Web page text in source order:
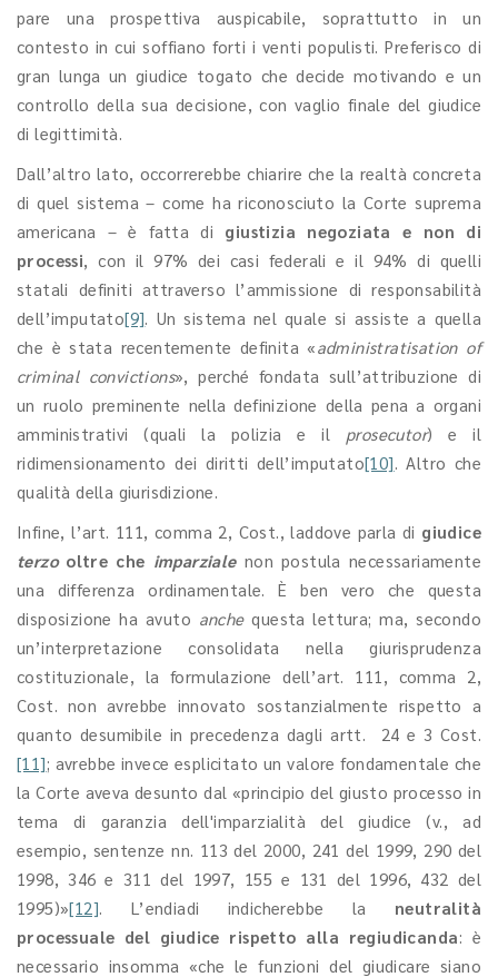
pare una prospettiva auspicabile, soprattutto in un
contesto in cui soffiano forti i venti populisti. Preferisco di
gran lunga un giudice togato che decide motivando e un
controllo della sua decisione, con vaglio finale del giudice
di legittimità.
Dall’altro lato, occorrerebbe chiarire che la realtà concreta
di quel sistema – come ha riconosciuto la Corte suprema
americana – è fatta di giustizia negoziata e non di
processi, con il 97% dei casi federali e il 94% di quelli
statali definiti attraverso l’ammissione di responsabilità
dell’imputato[9]. Un sistema nel quale si assiste a quella
che è stata recentemente definita «administratisation of
criminal convictions», perché fondata sull’attribuzione di
un ruolo preminente nella definizione della pena a organi
amministrativi (quali la polizia e il prosecutor) e il
ridimensionamento dei diritti dell’imputato[10]. Altro che
qualità della giurisdizione.
Infine, l’art. 111, comma 2, Cost., laddove parla di giudice
terzo oltre che imparziale non postula necessariamente
una differenza ordinamentale. È ben vero che questa
disposizione ha avuto anchequesta lettura; ma, secondo
un’interpretazione consolidata nella giurisprudenza
costituzionale, la formulazione dell’art. 111, comma 2,
Cost. non avrebbe innovato sostanzialmente rispetto a
quanto desumibile in precedenza dagli artt. 24 e 3 Cost.
[11]; avrebbe invece esplicitato un valore fondamentale che
la Corte aveva desunto dal «principio del giusto processo in
tema di garanzia dell'imparzialità del giudice (v., ad
esempio, sentenze nn. 113 del 2000, 241 del 1999, 290 del
1998, 346 e 311 del 1997, 155 e 131 del 1996, 432 del
1995)»[12]. L’endiadi indicherebbe la neutralità
processuale del giudice rispetto alla regiudicanda: è
necessario insomma «che le funzioni del giudicare siano